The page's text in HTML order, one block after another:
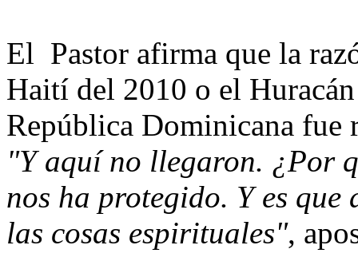
El Pastor afirma que la
Haití del 2010 o el
República Dominicana fue
"Y aquí no llegaron. ¿Por
nos ha protegido. Y es que
las cosas espirituales",